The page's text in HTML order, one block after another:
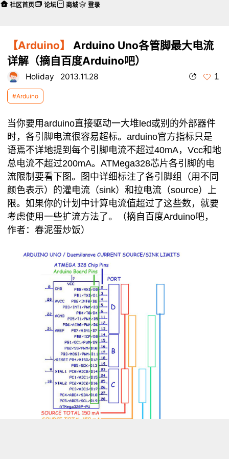
【Arduino】
Arduino Uno各管脚最大电流
详解（摘自百度Arduino吧）
Holiday 2013.11.28 1
#Arduino
当你要用arduino直接驱动一大堆led或别的外部器件
时，各引脚电流很容易超标。arduino官方指标只是
语焉不详地提到每个引脚电流不超过40mA，Vcc和地
总电流不超过200mA。ATMega328芯片各引脚的电
流限制要看下图。图中详细标注了各引脚组（用不同
颜色表示）的灌电流（sink）和拉电流（source）上
限。如果你的计划中计算电流值超过了这些数，就要
考虑使用一些扩流方法了。（摘自百度Arduino吧，
作者：春泥蛋炒饭）
社区首页 论坛 商城 登录